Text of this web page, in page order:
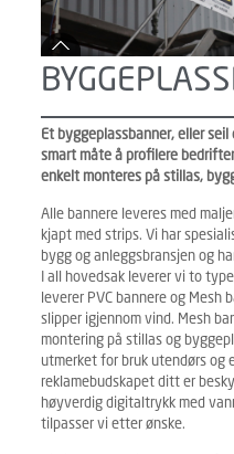
Et byggeplassbanner, eller
smart måte å profilere
enkelt monteres på stillas,
Alle bannere leveres med
kjapt med strips. Vi har
bygg og anleggsbransjen og
I all hovedsak leverer vi to
leverer PVC bannere og Mesh
slipper igjennom vind. Mesh
montering på stillas og
utmerket for bruk utendørs og
reklamebudskapet ditt er
høyverdig digitaltrykk med
tilpasser vi etter ønske.